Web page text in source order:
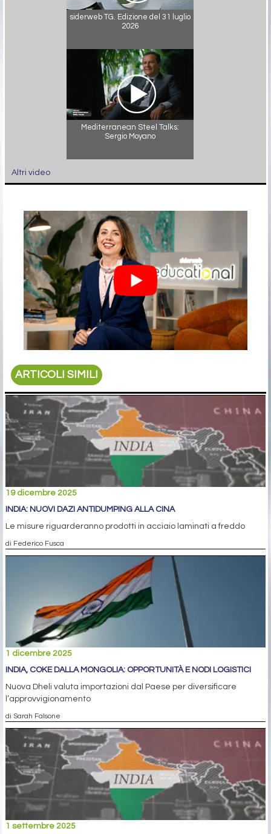
siderweb TG. Edizione del 31 luglio
2026
Mediterranean Steel Talks:
Sergio Moyano
Altri video
ARTICOLI SIMILI
19 dicembre 2025
INDIA: NUOVI DAZI ANTIDUMPING ALLA CINA
Le misure riguarderanno prodotti in acciaio laminati a freddo
di Federico Fusca
1 dicembre 2025
INDIA, COKE DALLA MONGOLIA: OPPORTUNITÀ E NODI LOGISTICI
Nuova Dheli valuta importazioni dal Paese per diversificare
l’approvvigionamento
di Sarah Falsone
1 settembre 2025